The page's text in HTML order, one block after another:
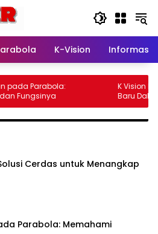
K-Vision Informasi
K Vision Mata
Baru Dalam
Cerdas untuk Menangkap
Parabola: Memahami